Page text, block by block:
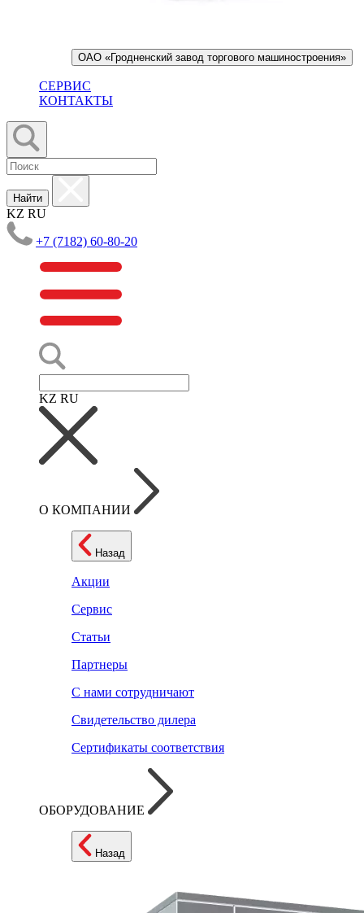
ОАО «Гродненский завод торгового машиностроения»
СЕРВИС
КОНТАКТЫ
Найти
KZ RU
+7 (7182) 60-80-20
KZ RU
О КОМПАНИИ
Назад
Акции
Сервис
Статьи
Партнеры
С нами сотрудничают
Свидетельство дилера
Сертификаты соответствия
ОБОРУДОВАНИЕ
Назад